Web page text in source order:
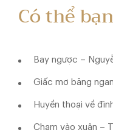
Có thể
Bay ngược –
Giấc mơ băng
Huyền thoại về
Chạm vào xuân –